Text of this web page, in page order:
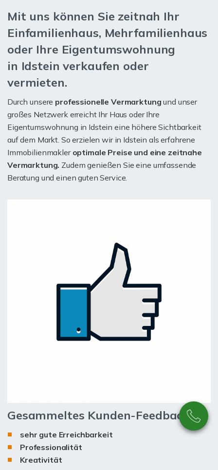
Mit uns können Sie zeitnah Ihr
Einfamilienhaus, Mehrfamilienhaus
oder Ihre Eigentumswohnung
in Idstein verkaufen oder
vermieten.
Durch unsere professionelle Vermarktung und unser
großes Netzwerk erreicht Ihr Haus oder Ihre
Eigentumswohnung in Idstein eine höhere Sichtbarkeit
auf dem Markt. So erzielen wir in Idstein als erfahrene
Immobilienmakler optimale Preise und eine zeitnahe
Vermarktung. Zudem genießen Sie eine umfassende
Beratung und einen guten Service.
Gesammeltes Kunden-Feedback:
sehr gute Erreichbarkeit
Professionalität
Kreativität